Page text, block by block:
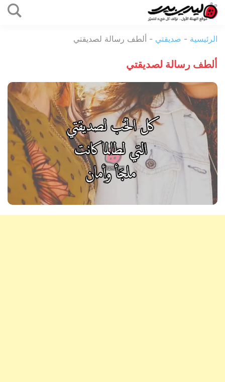
المحتوى
بيرد
الرئيسية - صديقتي - ألطف رسالة لصديقتي
ألطف رسالة لصديقتي